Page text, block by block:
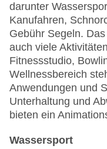
darunter
Kanufahren,
Gebühr Segeln.
auch viele
Fitnessstudio,
Wellnessbereich
Anwendungen und
Unterhaltung und
bieten ein
Wassersport